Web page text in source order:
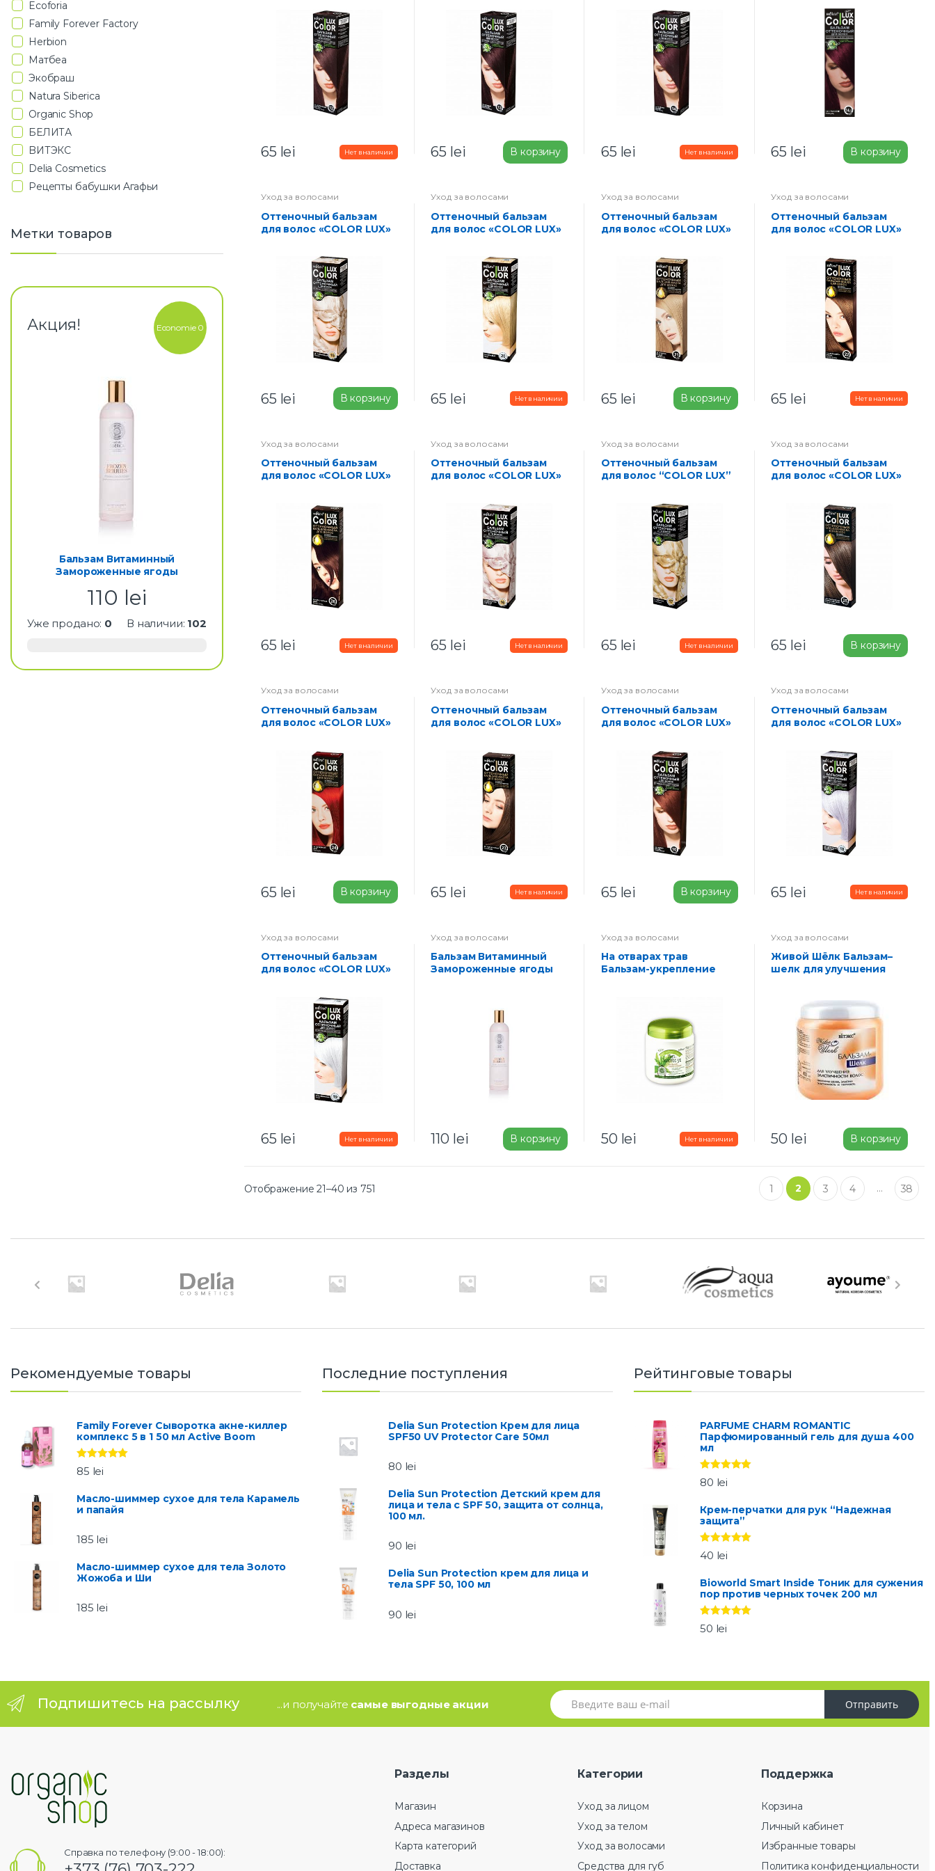
65 lei 65 lei В корзину 65 lei 65 lei В корзину
Уход за волосами
Оттеночный бальзам
для волос «COLOR LUX»
65 lei В корзину
Уход за волосами
Оттеночный бальзам
для волос «COLOR LUX»
65 lei
Уход за волосами
Оттеночный бальзам
для волос «COLOR LUX»
65 lei В корзину
Уход за волосами
Оттеночный бальзам
для волос «COLOR LUX»
65 lei
Уход за волосами
Оттеночный бальзам
для волос «COLOR LUX»
65 lei
Уход за волосами
Оттеночный бальзам
для волос «COLOR LUX»
65 lei
Уход за волосами
Оттеночный бальзам
для волос “COLOR LUX”
65 lei
Уход за волосами
Оттеночный бальзам
для волос «COLOR LUX»
65 lei В корзину
Уход за волосами
Оттеночный бальзам
для волос «COLOR LUX»
65 lei В корзину
Уход за волосами
Оттеночный бальзам
для волос «COLOR LUX»
65 lei
Уход за волосами
Оттеночный бальзам
для волос «COLOR LUX»
65 lei В корзину
Уход за волосами
Оттеночный бальзам
для волос «COLOR LUX»
фиалковый
65 lei
Уход за волосами
Оттеночный бальзам
для волос «COLOR LUX»
65 lei
Уход за волосами
Бальзам Витаминный
Замороженные ягоды
110 lei В корзину
Уход за волосами
На отварах трав
Бальзам-укрепление
50 lei
Уход за волосами
Живой Шёлк Бальзам–
шелк для улучшения
50 lei В корзину
Отображение 21–40 из 751 1 2 3 4 … 38
Ecoforia
Family Forever Factory
Herbion
Матбеа
Экобраш
Natura Siberica
Organic Shop
БЕЛИТА
BИТЭКС
Delia Cosmetics
Pецепты бабушки Aгафьи
Метки товаров
Акция! Economie 0
Бальзам Витаминный
Замороженные ягоды
110 lei
Уже продано: 0 В наличии: 102
n
Рекомендуемые товары
Family Forever Сыворотка акне-киллер
комплекс 5 в 1 50 мл Active Boom
Оценка
из 5
85 lei
Масло-шиммер сухое для тела Карамель
и папайя
185 lei
Масло-шиммер сухое для тела Золото
Жожоба и Ши
185 lei
Последние поступления
Delia Sun Protection Крем для лица
SPF50 UV Protector Care 50мл
80 lei
Delia Sun Protection Детский крем для
лица и тела с SPF 50, защита от солнца,
100 мл.
90 lei
Delia Sun Protection крем для лица и
тела SPF 50, 100 мл
90 lei
Рейтинговые товары
PARFUME CHARM ROMANTIC
Парфюмированный гель для душа 400
мл
Оценка
из 5
80 lei
Крем-перчатки для рук “Надежная
защита”
Оценка
из 5
40 lei
Bioworld Smart Inside Тоник для сужения
пор против черных точек 200 мл
Оценка
из 5
50 lei
Подпишитесь на рассылку ...и получайте самые выгодные акции Отправить
Справка по телефону (9:00 - 18:00):
Разделы
Магазин
Адреса магазинов
Карта категорий
Доставка
Категории
Уход за лицом
Уход за телом
Уход за волосами
Средства для губ
Поддержка
Корзина
Личный кабинет
Избранные товары
Политика конфиденциальности